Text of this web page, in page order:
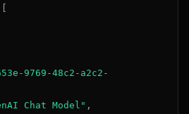
9769-48c2-a2c2-
Chat Model" ,